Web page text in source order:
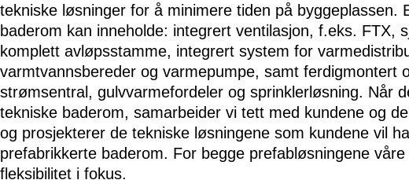
tekniske løsninger for å minimere tiden på byggeplassen.
baderom kan inneholde: integrert ventilasjon, f.eks. FTX,
komplett avløpsstamme, integrert system for
varmtvannsbereder og varmepumpe, samt ferdigmontert
strømsentral, gulvvarmefordeler og sprinklerløsning. Når
tekniske baderom, samarbeider vi tett med kundene og
og prosjekterer de tekniske løsningene som kundene vil
prefabrikkerte baderom. For begge prefabløsningene
fleksibilitet i fokus.